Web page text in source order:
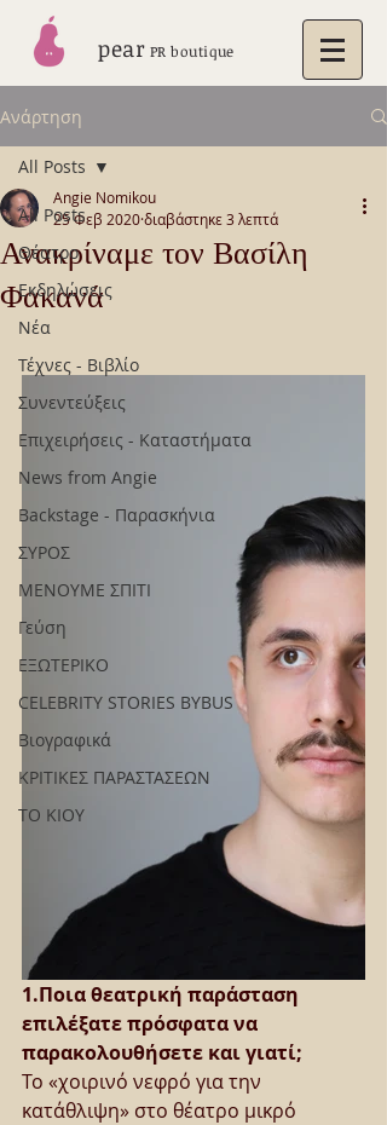
pear PR boutique
Ανάρτηση
All Posts
Θέατρο
Εκδηλώσεις
Νέα
Τέχνες - Βιβλίο
Συνεντεύξεις
Επιχειρήσεις - Καταστήματα
News from Angie
Backstage - Παρασκήνια
ΣΥΡΟΣ
ΜΕΝΟΥΜΕ ΣΠΙΤΙ
Γεύση
ΕΞΩΤΕΡΙΚΟ
CELEBRITY STORIES BYBUS
Βιογραφικά
ΚΡΙΤΙΚΕΣ ΠΑΡΑΣΤΑΣΕΩΝ
ΤΟ ΚΙΟΥ
All Posts
Ανακρίναμε τον Βασίλη
Φακανά
Angie Nomikou
25 Φεβ 2020διαβάστηκε 3 λεπτά
1.Ποια θεατρική παράσταση
επιλέξατε πρόσφατα να
παρακολουθήσετε και γιατί;
Το «χοιρινό νεφρό για την
κατάθλιψη» στο θέατρο μικρό